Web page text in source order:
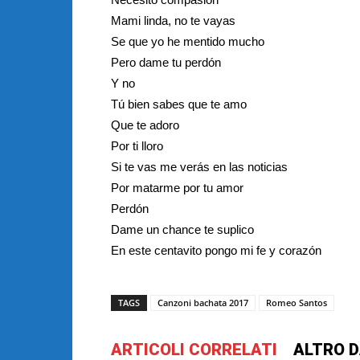
Mami linda, no te vayas
Se que yo he mentido mucho
Pero dame tu perdón
Y no
Tú bien sabes que te amo
Que te adoro
Por ti lloro
Si te vas me verás en las noticias
Por matarme por tu amor
Perdón
Dame un chance te suplico
En este centavito pongo mi fe y corazón
TAGS Canzoni bachata 2017 Romeo Santos
ARTICOLI CORRELATI ALTRO